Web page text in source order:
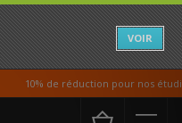
VOIR
10% de réduction pour nos